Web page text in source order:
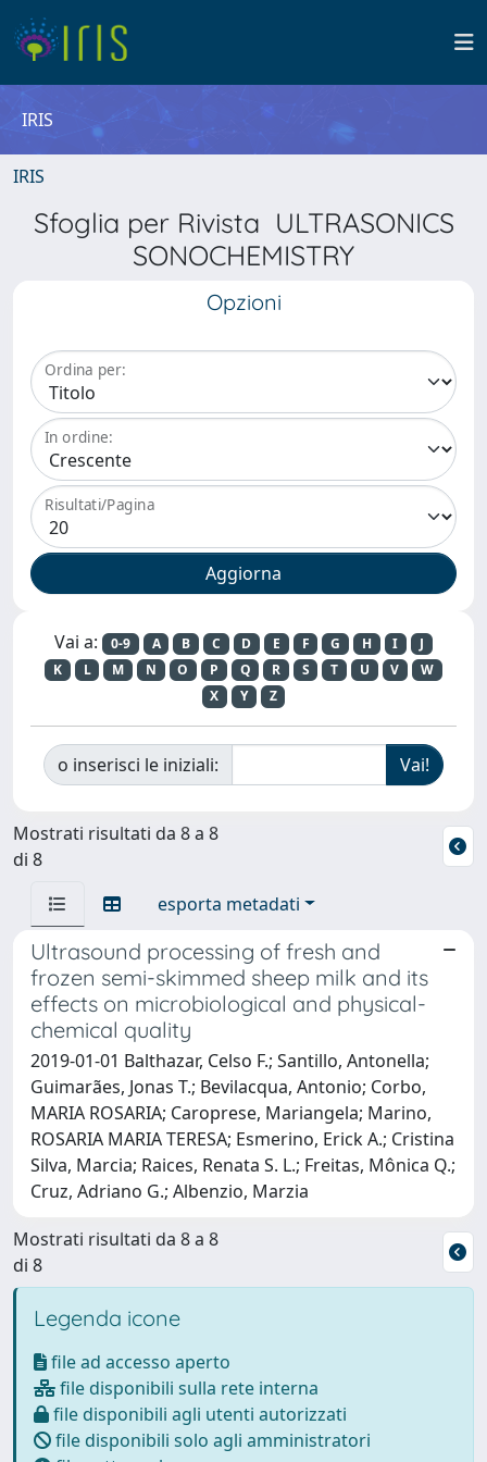
IRIS
IRIS
Sfoglia per Rivista ULTRASONICS
SONOCHEMISTRY
Opzioni
Ordina per:
In ordine:
Risultati/Pagina
Vai a: 0-9 A B C D E F G H I
J
K
L M N O P Q R S T U V
W
X
Y Z
o inserisci le iniziali:
Mostrati risultati da 8 a 8
di 8
esporta metadati
Ultrasound processing of fresh and
frozen semi-skimmed sheep milk and its
effects on microbiological and physical-
chemical quality
2019-01-01 Balthazar, Celso F.; Santillo, Antonella;
Guimarães, Jonas T.; Bevilacqua, Antonio; Corbo,
MARIA ROSARIA; Caroprese, Mariangela; Marino,
ROSARIA MARIA TERESA; Esmerino, Erick A.; Cristina
Silva, Marcia; Raices, Renata S. L.; Freitas, Mônica Q.;
Cruz, Adriano G.; Albenzio, Marzia
Mostrati risultati da 8 a 8
di 8
Legenda icone
file ad accesso aperto
file disponibili sulla rete interna
file disponibili agli utenti autorizzati
file disponibili solo agli amministratori